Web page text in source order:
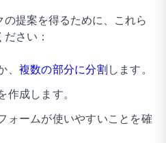
提案を得るために、これら
さい：
複数の部分に分割 します。
作成します。
ォームが使いやすいことを確